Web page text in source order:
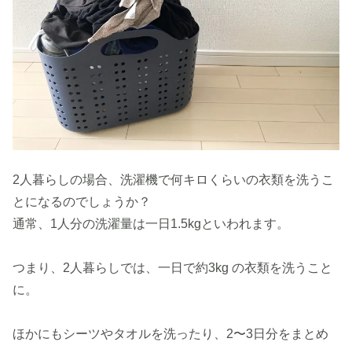
2人暮らしの場合、洗濯機で何キロくらいの衣類を洗うこ
とになるのでしょうか？
通常、1人分の洗濯量は一日1.5kgといわれます。
つまり、2人暮らしでは、一日で約3kg の衣類を洗うこと
に。
ほかにもシーツやタオルを洗ったり、2〜3日分をまとめ